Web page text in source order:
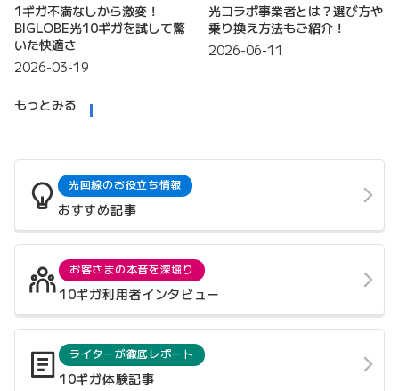
1ギガ不満なしから激変！
BIGLOBE光10ギガを試して驚
いた快適さ
2026-03-19
光コラボ事業者とは？選び方や
乗り換え方法もご紹介！
2026-06-11
もっとみる
光回線のお役立ち情報
おすすめ記事
お客さまの本音を深堀り
10ギガ利用者インタビュー
ライターが徹底レポート
10ギガ体験記事